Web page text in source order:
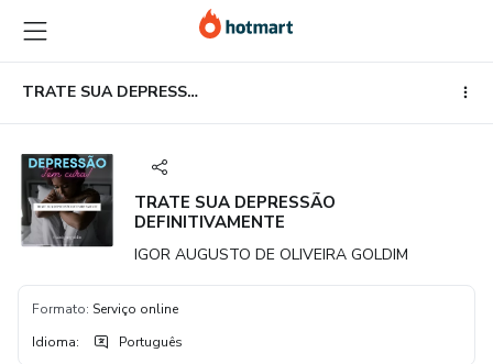
para
o
conteúdo
principal
para
o
pagamento
para
o
rodapé
TRATE SUA DEPRESSÃO DEFINITIVAMENTE
TRATE SUA DEPRESSÃO
DEFINITIVAMENTE
IGOR AUGUSTO DE OLIVEIRA GOLDIM
Formato: Serviço online
Idioma: Português